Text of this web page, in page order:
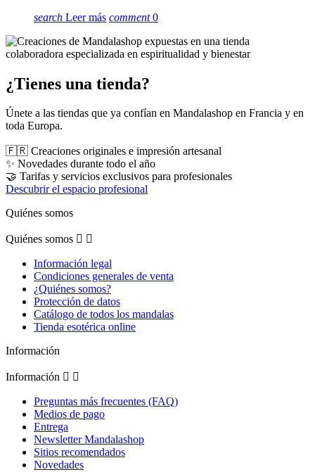
search Leer más comment0
¿Tienes una tienda?
Únete a las tiendas que ya confían en Mandalashop en Francia y en
toda Europa.
🇫🇷 Creaciones originales e impresión artesanal
✨ Novedades durante todo el año
🤝 Tarifas y servicios exclusivos para profesionales
Descubrir el espacio profesional
Quiénes somos
Quiénes somos  
Información legal
Condiciones generales de venta
¿Quiénes somos?
Protección de datos
Catálogo de todos los mandalas
Tienda esotérica online
Información
Información  
Preguntas más frecuentes (FAQ)
Medios de pago
Entrega
Newsletter Mandalashop
Sitios recomendados
Novedades